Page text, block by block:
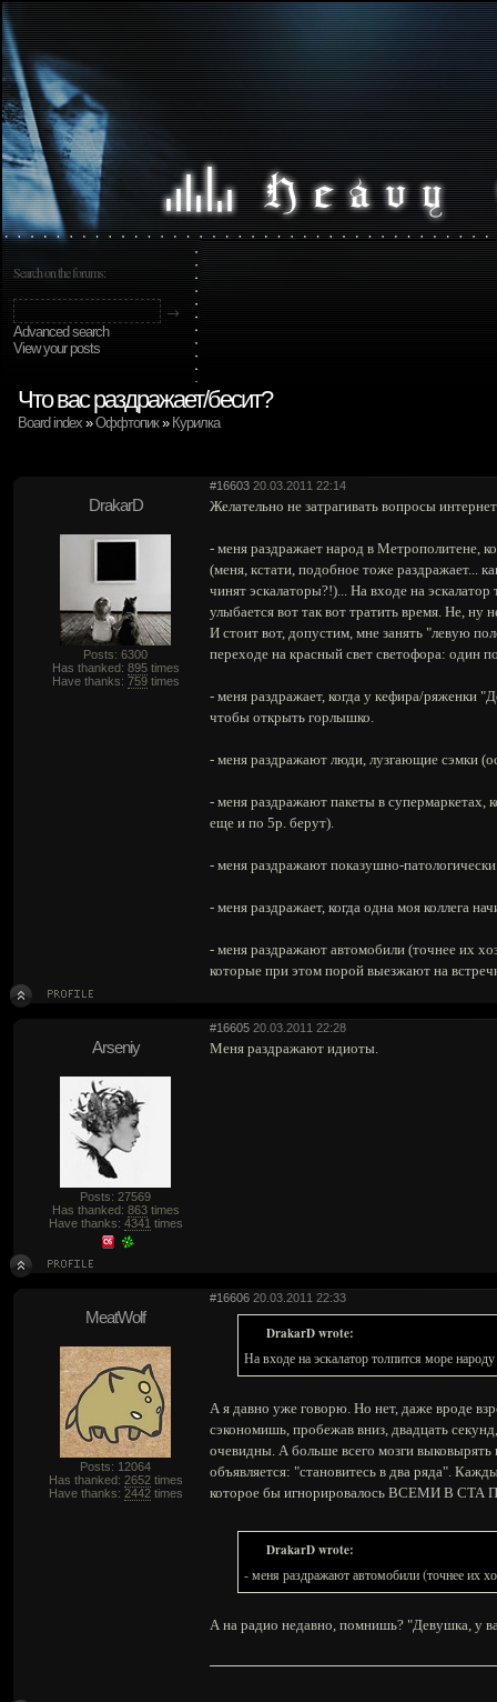
Search on the forums:
Advanced search
View your posts
Что вас раздражает/бесит?
Board index »Оффтопик» Курилка
#16603 20.03.2011 22:14
DrakarD
Posts: 6300
Has thanked: 895times
Have thanks: 759times
Желательно не затрагивать вопросы
- меня раздражает народ в Метрополитене,
(меня, кстати, подобное тоже раздражает...
чинят эскалаторы?!)... На входе на
улыбается вот так вот тратить время. Не, ну
И стоит вот, допустим, мне занять "левую
переходе на красный свет светофора: один
- меня раздражает, когда у кефира/ряженки
чтобы открыть горлышко.
- меня раздражают люди, лузгающие сэмки
- меня раздражают пакеты в супермаркетах,
еще и по 5р. берут).
- меня раздражают показушно-
- меня раздражает, когда одна моя коллега
- меня раздражают автомобили (точнее их
которые при этом порой выезжают на
#16605 20.03.2011 22:28
Arseniy
Posts: 27569
Has thanked: 863times
Have thanks: 4341 times
Меня раздражают идиоты.
#16606 20.03.2011 22:33
MeatWolf
Posts: 12064
Has thanked: 2652times
Have thanks: 2442times
DrakarD wrote:
На входе на эскалатор толпится море
А я давно уже говорю. Но нет, даже вроде
сэкономишь, пробежав вниз, двадцать
очевидны. А больше всего мозги
объявляется: "становитесь в два ряда".
которое бы игнорировалось ВСЕМИ В
DrakarD wrote:
- меня раздражают автомобили (точнее их
А на радио недавно, помнишь? "Девушка, у